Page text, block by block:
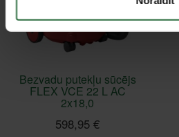
Bezvadu putekļu sūcējs
FLEX VCE 22 L AC
2x18,0
598,95 €